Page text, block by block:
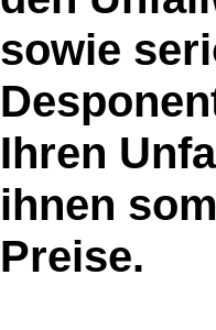
sowie
Ihren
ihnen
Preise.